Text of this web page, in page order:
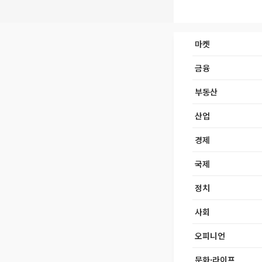
마켓
금융
부동산
산업
경제
국제
정치
사회
오피니언
문화·라이프